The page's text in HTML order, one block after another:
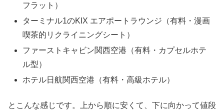
フラット）
ターミナル1のKIX エアポートラウンジ（有料・漫画
喫茶的リクライニングシート）
ファーストキャビン関西空港（有料・カプセルホテ
ル型）
ホテル日航関西空港（有料・高級ホテル）
とこんな感じです。上から順に安くて、下に向かって値段